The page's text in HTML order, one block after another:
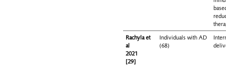
Rachyla et
al
2021
[29]
Individuals with AD
(68)